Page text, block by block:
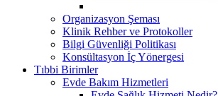
Organizasyon Şeması
Klinik Rehber ve Protokoller
Bilgi Güvenliği Politikası
Konsültasyon İç Yönergesi
Tıbbi Birimler
Evde Bakım Hizmetleri